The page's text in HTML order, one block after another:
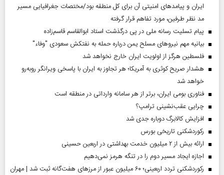
ایران و پیامد‌های امنیتی آن برای کل منطقه بود/مختصات جغرافیایی مسیر
مد نظر طرفین، مورد تفاهم قرار گرفته
پیام تسلیت رسانه ملی در پی درگذشت استاد ابوالقاسم قاسم‌زاده
بیانیه مهم نیروهای مسلح یمن درباره حمله به نفتکش سعودی "وفاء"
فلسطین هرگز از اولویت ایران خارج نخواهد شد
هشدار صریح کوثری به آمریکا؛ هر تجاوز به ایران با پاسخی ویرانگر روبه‌رو
خواهد شد
فناوری بومی ایران، برتر از هر سامانه وارداتی در منطقه است
چرایی عقب‌نشینی ترامپ؟
افزایش کالابرگ دوباره جدی شد
رکوردشکنی تاریخی بورس
ارائه بیش از ۲ میلیون خدمت بهداشتی در اربعین حسینی
اجازه ایجاد مسیر دوم را در تنگه هرمز نمی‌دهیم
رکوردشکنی تردد اربعینی؛ ۶۰ میلیون عبور از مرزهای هفت‌گانه ثبت شد | مهران